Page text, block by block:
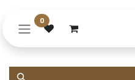
0